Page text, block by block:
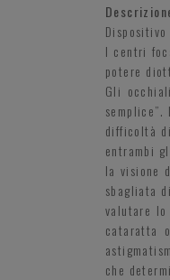
I centri
potere
Gli
difficoltà
entrambi
la visione
sbagliata
valutare
cataratta
che